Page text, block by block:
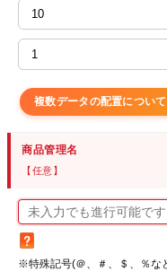
複数データの配置について
商品管理名
【任意】
※特殊記号(＠、＃、＄、％な